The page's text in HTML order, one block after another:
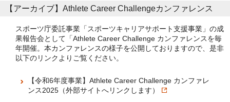
【アーカイブ】Athlete Career Challengeカンファレンス
スポーツ庁委託事業「スポーツキャリアサポート支援事業」の成
果報告会として「Athlete Career Challenge カンファレンスを毎
年開催。本カンファレンスの様子を公開しておりますので、是非
以下のリンクよりご覧ください。
【令和6年度事業】Athlete Career Challenge カンファレ
ンス2025（外部サイトへリンクします）